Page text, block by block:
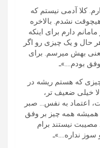
کلا آدمی نیستم که
نشدم. بالاخره
دارم برای اینکه
حال و یک چیزی رو اگر
بهش میرسم. برای
بودم….»ـ
که هستم ریشه در
خیلی ضعیف تر،
اعتماد به نفس… صبر
همه چیز بر وفق
نیستند برام
نداره….»ـ